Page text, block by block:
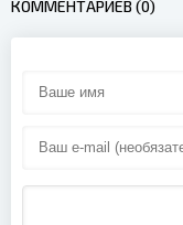
КОММЕНТАРИЕВ (0)